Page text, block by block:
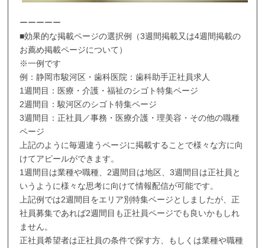
ーーーーー
■効果的な掲載ページの選択例（3週間掲載又は4週間掲載の
お薦め掲載ページについて）
※一例です
例：静岡市駿河区・歯科医院：歯科助手正社員求人
1週間目：医療・介護・福祉のシゴト特集ページ
2週間目：駿河区のシゴト特集ページ
3週間目：正社員／事務・医療介護・理美容・その他の職種
ページ
上記のように毎週違うページに掲載することで様々な方に向
けてアピールができます。
1週間目は業種や職種、2週間目は地区、3週間目は正社員と
いうように様々な思考に向けて情報配信が可能です。
上記例では2週間目をエリア別特集ページとしましたが、正
社員募集であれば2週間目も正社員ページでも良いかもしれ
ません。
正社員希望者は正社員の条件で探す方、もしくは業種や職種